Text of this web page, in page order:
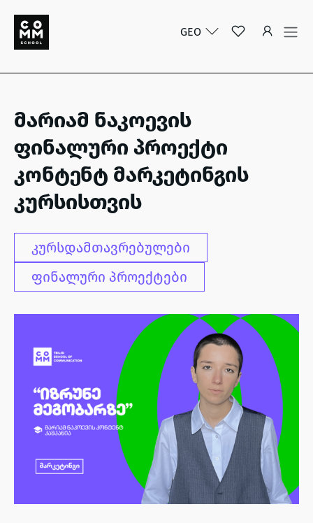
GEO
მარიამ ნაკოევის
ფინალური პროექტი
კონტენტ მარკეტინგის
კურსისთვის
კურსდამთავრებულები
ფინალური პროექტები